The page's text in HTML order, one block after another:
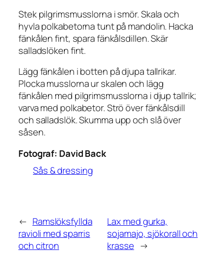
Stek pilgrimsmusslorna i smör. Skala och
hyvla polkabetorna tunt på mandolin. Hacka
fänkålen fint, spara fänkålsdillen. Skär
salladslöken fint.
Lägg fänkålen i botten på djupa tallrikar.
Plocka musslorna ur skalen och lägg
fänkålen med pilgrimsmusslorna i djup tallrik;
varva med polkabetor. Strö över fänkålsdill
och salladslök. Skumma upp och slå över
såsen.
Fotograf: David Back
Sås & dressing
← Ramslöksfyllda
ravioli med sparris
och citron
Lax med gurka,
sojamajo, sjökorall och
krasse →